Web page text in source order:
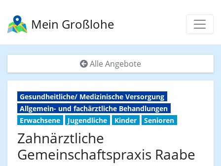
Mein Großlohe
Alle Angebote
Gesundheitliche/ Medizinische Versorgung
Allgemein- und fachärztliche Behandlungen
Erwachsene
Jugendliche Kinder Senioren
Zahnärztliche
Gemeinschaftspraxis Raabe